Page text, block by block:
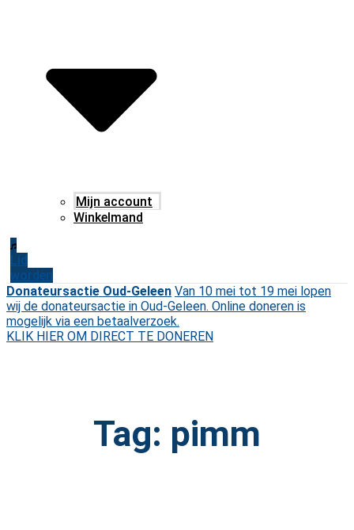
Mijn account
Winkelmand
Lid
worden
Donateursactie Oud-Geleen Van 10 mei tot 19 mei lopen
wij de donateursactie in Oud-Geleen. Online doneren is
mogelijk via een betaalverzoek.
KLIK HIER OM DIRECT TE DONEREN
Tag: pimm